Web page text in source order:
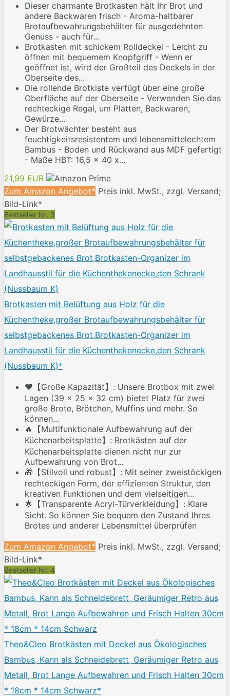
Dieser charmante Brotkasten hält Ihr Brot und
andere Backwaren frisch - Aroma-haltbarer
Brotaufbewahrungsbehälter für ausgedehnten
Genuss - auch für...
Brotkasten mit schickem Rolldeckel - Leicht zu
öffnen mit bequemem Knopfgriff - Wenn er
geöffnet ist, wird der Großteil des Deckels in der
Oberseite des...
Die rollende Brotkiste verfügt über eine große
Oberfläche auf der Oberseite - Verwenden Sie das
rechteckige Regal, um Platten, Backwaren,
Gewürze...
Der Brotwächter besteht aus
feuchtigkeitsresistentem und lebensmittelechtem
Bambus - Boden und Rückwand aus MDF gefertigt
- Maße HBT: 16,5 x 40 x...
21,99 EUR
Zum Amazon Angebot* Preis inkl. MwSt., zzgl. Versand;
Bild-Link*
Bestseller Nr. 3
Brotkasten mit Belüftung aus Holz für die
Küchentheke,großer Brotaufbewahrungsbehälter für
selbstgebackenes Brot,Brotkasten-Organizer im
Landhausstil für die Küchenthekenecke,den Schrank
(Nussbaum K)*
❤️【Große Kapazität】: Unsere Brotbox mit zwei
Lagen (39 x 25 x 32 cm) bietet Platz für zwei
große Brote, Brötchen, Muffins und mehr. So
können...
🔥【Multifunktionale Aufbewahrung auf der
Küchenarbeitsplatte】: Brotkästen auf der
Küchenarbeitsplatte dienen nicht nur zur
Aufbewahrung von Brot...
🎁【Stilvoll und robust】: Mit seiner zweistöckigen
rechteckigen Form, der effizienten Struktur, den
kreativen Funktionen und dem vielseitigen...
🌟【Transparente Acryl-Türverkleidung】: Klare
Sicht. So können Sie bequem den Zustand Ihres
Brotes und anderer Lebensmittel überprüfen
Zum Amazon Angebot* Preis inkl. MwSt., zzgl. Versand;
Bild-Link*
Bestseller Nr. 4
Theo&Cleo Brotkästen mit Deckel aus Ökologisches
Bambus, Kann als Schneidebrett, Geräumiger Retro aus
Metall, Brot Lange Aufbewahren und Frisch Halten 30cm
* 18cm * 14cm Schwarz*